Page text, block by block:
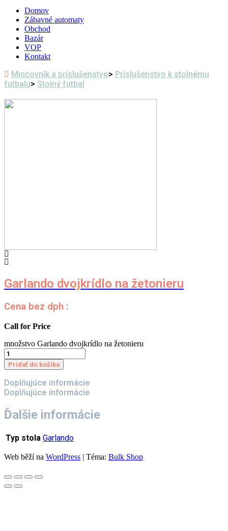
Domov
Zábavné automaty
Obchod
Bazár
VOP
Kontakt
Mincovník a príslušenstvo> Príslušenstvo k stolnému
futbalu> Stolný futbal
Garlando dvojkrídlo na žetonieru
Cena bez dph :
Call for Price
množstvo Garlando dvojkrídlo na žetonieru
Pridať do košíka
Doplňujúce informácie
Doplňujúce informácie
Ďalšie informácie
Typ stola Garlando
Web běží na WordPress | Téma: Bulk Shop